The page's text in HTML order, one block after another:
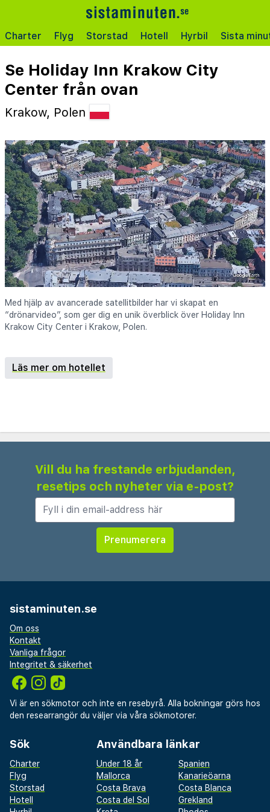
Charter Flyg Storstad Hotell Hyrbil Sista
Se Holiday Inn Krakow City
Center från ovan
Krakow, Polen
Med hjälp av avancerade satellitbilder har vi skapat en
“drönarvideo”, som ger dig en unik överblick över Holiday Inn
Krakow City Center i Krakow, Polen.
Läs mer om hotellet
Vill du ha frestande erbjudanden,
resetips och nyheter via e-post?
sistaminuten.se
Om oss
Kontakt
Vanliga frågor
Integritet & säkerhet
Vi är en sökmotor och inte en resebyrå. Alla bokningar görs hos
den researrangör du väljer via våra sökmotorer.
Sök
Charter
Flyg
Storstad
Hotell
Användbara länkar
Under 18 år
Spanien
Mallorca
Kanarieöarna
Costa Brava
Costa Blanca
Costa del Sol
Grekland